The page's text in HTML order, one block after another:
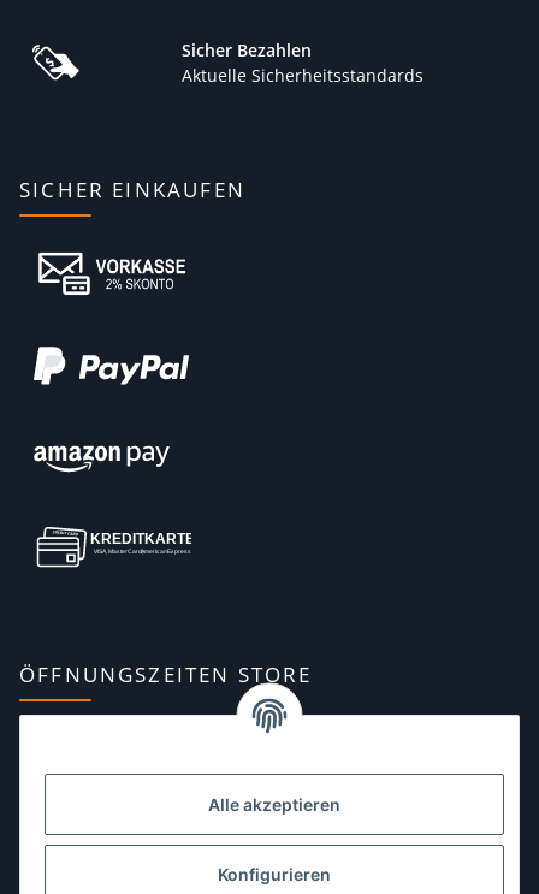
Alle akzeptieren
Konfigurieren
Sicher Bezahlen
Aktuelle Sicherheitsstandards
SICHER EINKAUFEN
ÖFFNUNGSZEITEN STORE
10:00–13:00, 14:00–18:00 Uhr
Dienstag:10:00–13:00, 14:00–16:00 Uhr
10:00–13:00 Uhr